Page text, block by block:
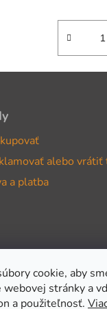
cookie, aby
webovej stránky a
a použiteľnosť.
alebo vrátiť
a platba